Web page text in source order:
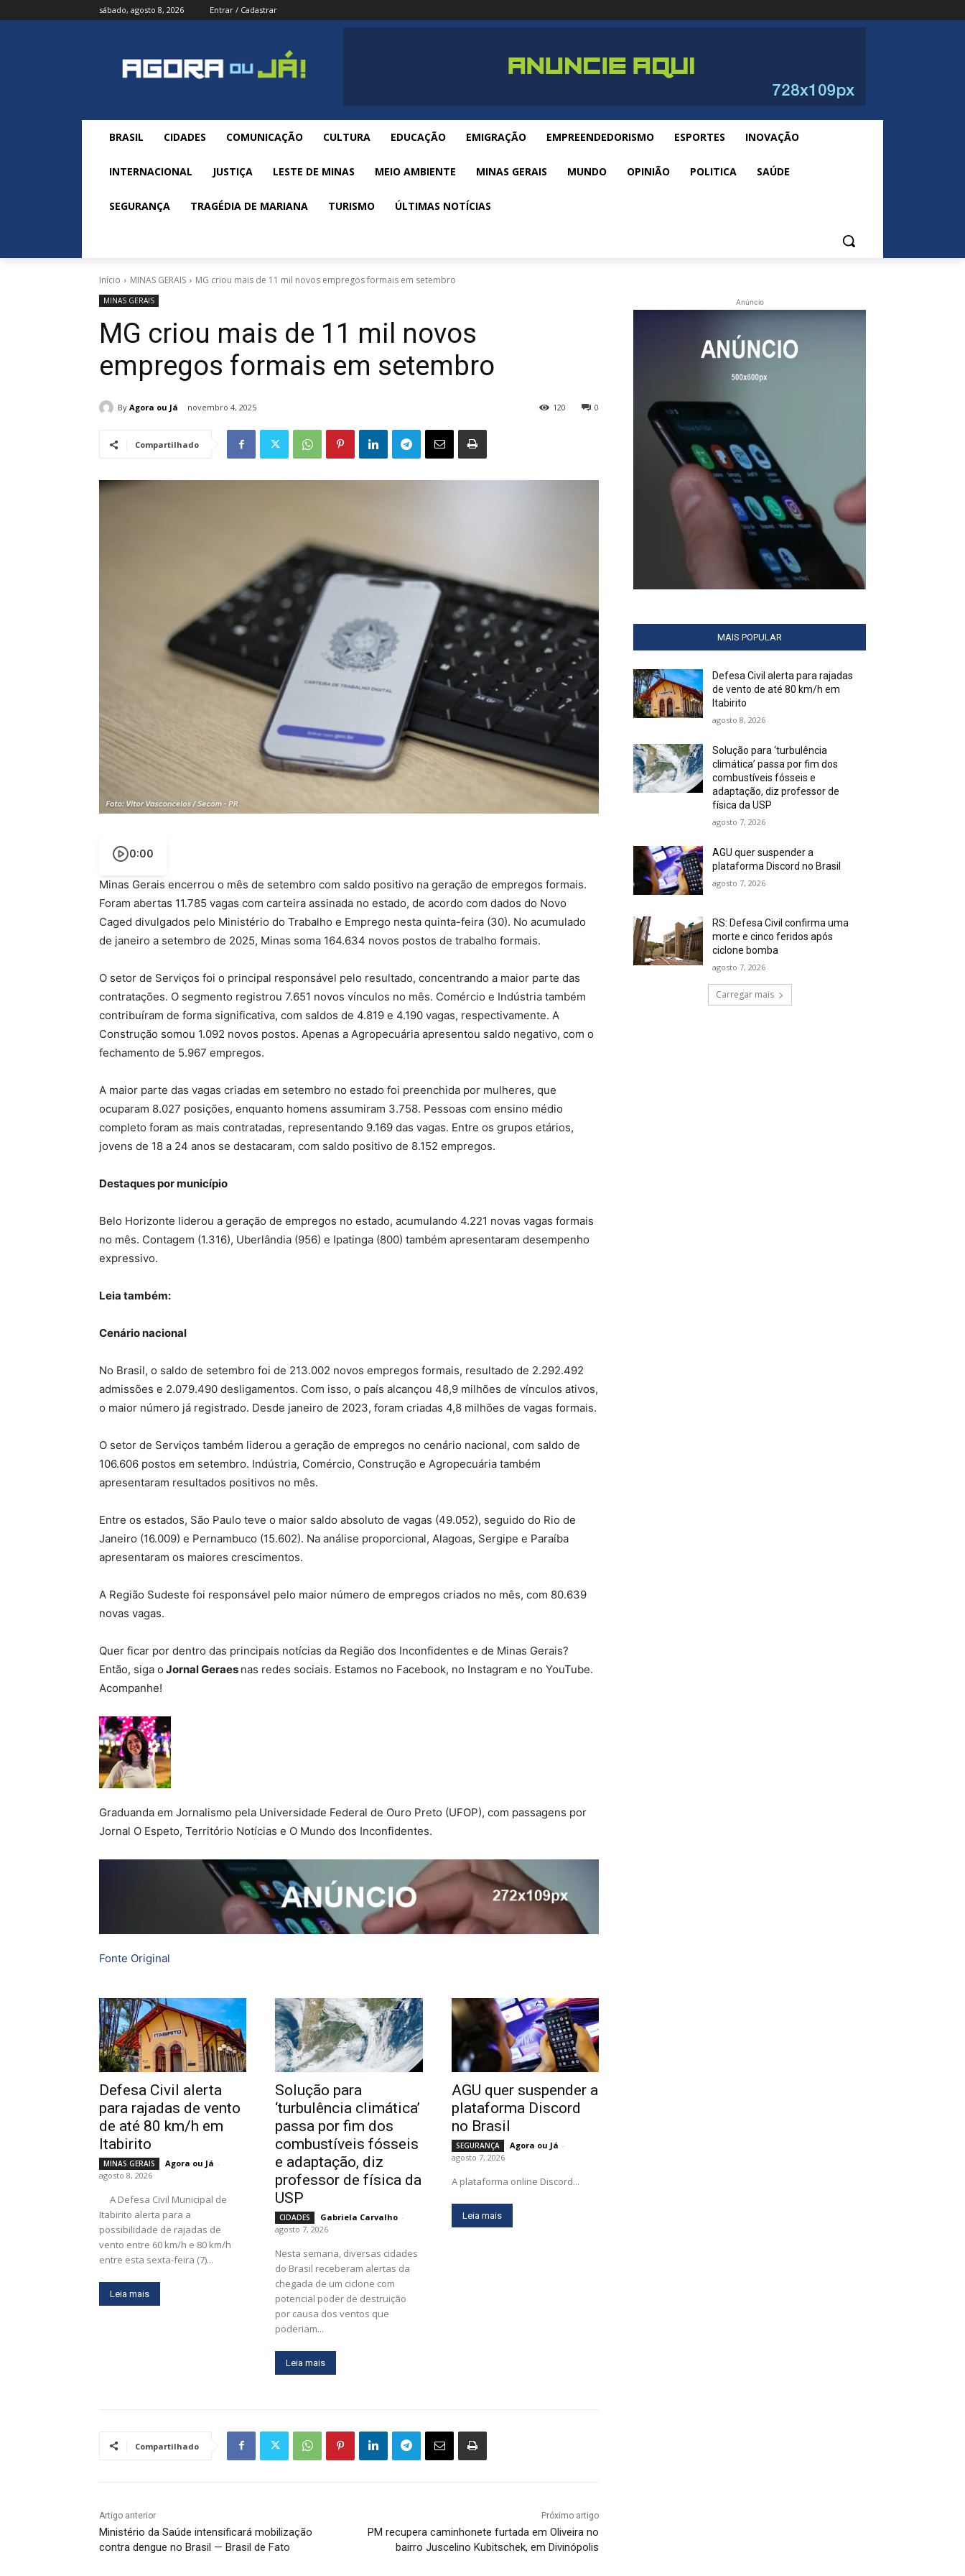
sábado, agosto 8, 2026 Entrar / Cadastrar
BRASIL CIDADES COMUNICAÇÃO CULTURA EDUCAÇÃO EMIGRAÇÃO EMPREENDEDORISMO ESPORTES INOVAÇÃO
INTERNACIONAL JUSTIÇA LESTE DE MINAS MEIO AMBIENTE MINAS GERAIS MUNDO OPINIÃO POLITICA SAÚDE
SEGURANÇA TRAGÉDIA DE MARIANA TURISMO ÚLTIMAS NOTÍCIAS
Início MINAS GERAIS MG criou mais de 11 mil novos empregos formais em setembro
MINAS GERAIS
MG criou mais de 11 mil novos
empregos formais em setembro
By Agora ou Já novembro 4, 2025 0
120
Compartilhado
0:00
Minas Gerais encerrou o mês de setembro com saldo positivo na geração de empregos formais.
Foram abertas 11.785 vagas com carteira assinada no estado, de acordo com dados do Novo
Caged divulgados pelo Ministério do Trabalho e Emprego nesta quinta-feira (30). No acumulado
de janeiro a setembro de 2025, Minas soma 164.634 novos postos de trabalho formais.
O setor de Serviços foi o principal responsável pelo resultado, concentrando a maior parte das
contratações. O segmento registrou 7.651 novos vínculos no mês. Comércio e Indústria também
contribuíram de forma significativa, com saldos de 4.819 e 4.190 vagas, respectivamente. A
Construção somou 1.092 novos postos. Apenas a Agropecuária apresentou saldo negativo, com o
fechamento de 5.967 empregos.
A maior parte das vagas criadas em setembro no estado foi preenchida por mulheres, que
ocuparam 8.027 posições, enquanto homens assumiram 3.758. Pessoas com ensino médio
completo foram as mais contratadas, representando 9.169 das vagas. Entre os grupos etários,
jovens de 18 a 24 anos se destacaram, com saldo positivo de 8.152 empregos.
Destaques por município
Belo Horizonte liderou a geração de empregos no estado, acumulando 4.221 novas vagas formais
no mês. Contagem (1.316), Uberlândia (956) e Ipatinga (800) também apresentaram desempenho
expressivo.
Leia também:
Cenário nacional
No Brasil, o saldo de setembro foi de 213.002 novos empregos formais, resultado de 2.292.492
admissões e 2.079.490 desligamentos. Com isso, o país alcançou 48,9 milhões de vínculos ativos,
o maior número já registrado. Desde janeiro de 2023, foram criadas 4,8 milhões de vagas formais.
O setor de Serviços também liderou a geração de empregos no cenário nacional, com saldo de
106.606 postos em setembro. Indústria, Comércio, Construção e Agropecuária também
apresentaram resultados positivos no mês.
Entre os estados, São Paulo teve o maior saldo absoluto de vagas (49.052), seguido do Rio de
Janeiro (16.009) e Pernambuco (15.602). Na análise proporcional, Alagoas, Sergipe e Paraíba
apresentaram os maiores crescimentos.
A Região Sudeste foi responsável pelo maior número de empregos criados no mês, com 80.639
novas vagas.
Quer ficar por dentro das principais notícias da Região dos Inconfidentes e de Minas Gerais?
Então, siga o Jornal Geraes nas redes sociais. Estamos no Facebook, no Instagram e no YouTube.
Acompanhe!
Graduanda em Jornalismo pela Universidade Federal de Ouro Preto (UFOP), com passagens por
Jornal O Espeto, Território Notícias e O Mundo dos Inconfidentes.
Fonte Original
Defesa Civil alerta
para rajadas de vento
de até 80 km/h em
Itabirito
MINAS GERAIS Agora ou Já -
agosto 8, 2026
Itabirito alerta para a
possibilidade de rajadas de
vento entre 60 km/h e 80 km/h
entre esta sexta-feira (7)...
Leia mais
Solução para
‘turbulência climática’
passa por fim dos
combustíveis fósseis
e adaptação, diz
professor de física da
USP
CIDADES Gabriela Carvalho -
agosto 7, 2026
Nesta semana, diversas cidades
do Brasil receberam alertas da
chegada de um ciclone com
potencial poder de destruição
por causa dos ventos que
poderiam...
Leia mais
AGU quer suspender a
plataforma Discord
no Brasil
SEGURANÇA Agora ou Já -
agosto 7, 2026
A plataforma online Discord...
Leia mais
Compartilhado
Artigo anterior
Ministério da Saúde intensificará mobilização
contra dengue no Brasil — Brasil de Fato
Próximo artigo
PM recupera caminhonete furtada em Oliveira no
bairro Juscelino Kubitschek, em Divinópolis
Anúncio
MAIS POPULAR
Defesa Civil alerta para rajadas
de vento de até 80 km/h em
Itabirito
agosto 8, 2026
Solução para ‘turbulência
climática’ passa por fim dos
combustíveis fósseis e
adaptação, diz professor de
física da USP
agosto 7, 2026
AGU quer suspender a
plataforma Discord no Brasil
agosto 7, 2026
RS: Defesa Civil confirma uma
morte e cinco feridos após
ciclone bomba
agosto 7, 2026
Carregar mais